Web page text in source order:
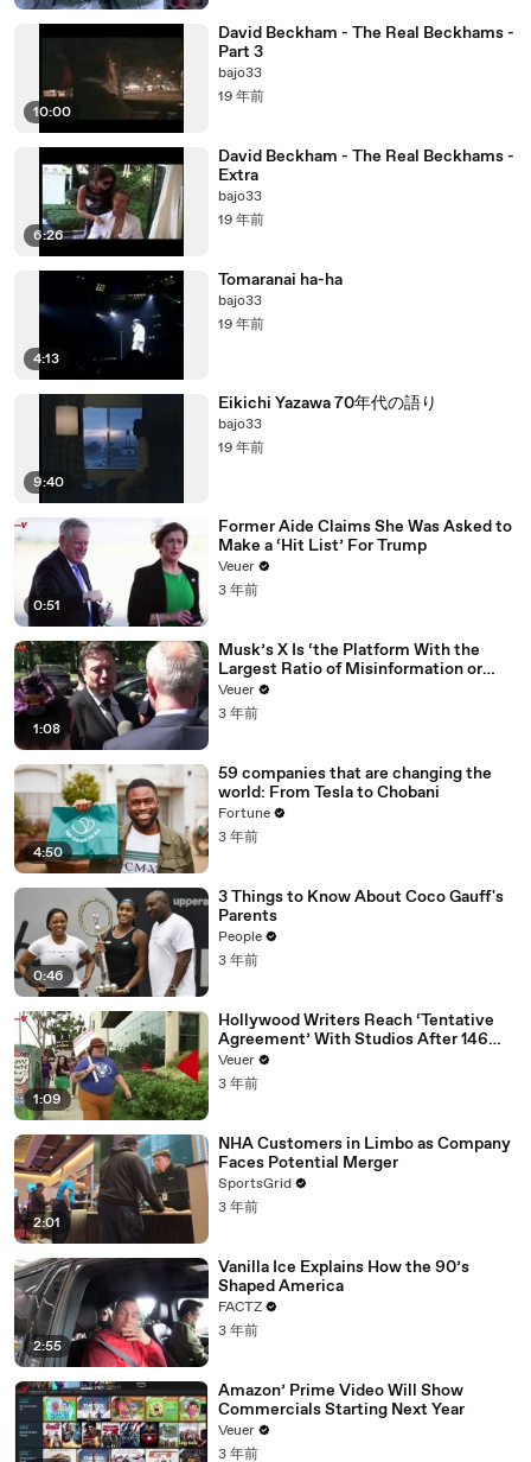
10:00
David Beckham - The Real Beckhams -
Part 3
bajo33
19 年前
6:26
David Beckham - The Real Beckhams -
Extra
bajo33
19 年前
4:13
Tomaranai ha-ha
bajo33
19 年前
9:40
Eikichi Yazawa 70年代の語り
bajo33
19 年前
0:51
Former Aide Claims She Was Asked to
Make a ‘Hit List’ For Trump
Veuer
3 年前
1:08
Musk’s X Is ‘the Platform With the
Largest Ratio of Misinformation or
Disinformation’ Amongst All Social
Media Platforms
Veuer
3 年前
4:50
59 companies that are changing the
world: From Tesla to Chobani
Fortune
3 年前
0:46
3 Things to Know About Coco Gauff's
Parents
People
3 年前
1:09
Hollywood Writers Reach ‘Tentative
Agreement’ With Studios After 146
Day Strike
Veuer
3 年前
2:01
NHA Customers in Limbo as Company
Faces Potential Merger
SportsGrid
3 年前
2:55
Vanilla Ice Explains How the 90’s
Shaped America
FACTZ
3 年前
Amazon’ Prime Video Will Show
Commercials Starting Next Year
Veuer
3 年前